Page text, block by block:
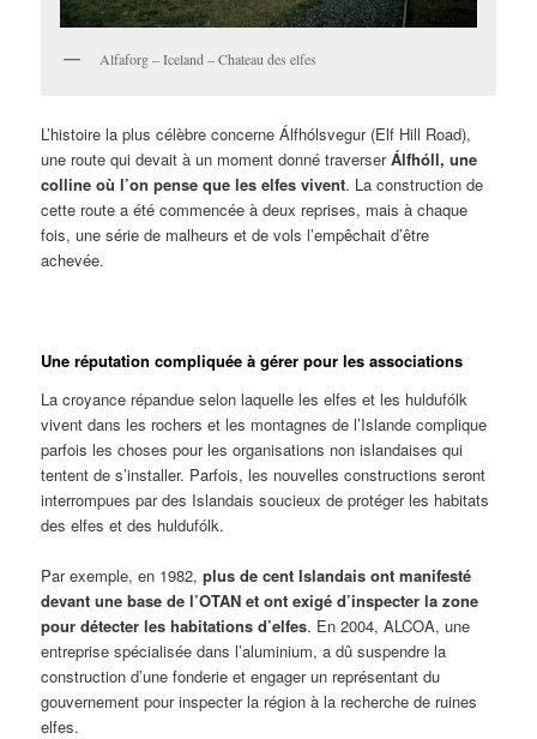
Alfaforg – Iceland – Chateau des elfes
L’histoire la plus célèbre concerne Álfhólsvegur (Elf Hill Road),
une route qui devait à un moment donné traverserÁlfhóll, une
colline où l’on pense que les elfes vivent. La construction de
cette route a été commencée à deux reprises, mais à chaque
fois, une série de malheurs et de vols l’empêchait d’être
achevée.
Une réputation compliquée à gérer pour les associations
La croyance répandue selon laquelle les elfes et les huldufólk
vivent dans les rochers et les montagnes de l’Islande complique
parfois les choses pour les organisations non islandaises qui
tentent de s’installer. Parfois, les nouvelles constructions seront
interrompues par des Islandais soucieux de protéger les habitats
des elfes et des huldufólk.
Par exemple, en 1982,plus de cent Islandais ont manifesté
devant une base de l’OTAN et ont exigé d’inspecter la zone
pour détecter les habitations d’elfes. En 2004, ALCOA, une
entreprise spécialisée dans l’aluminium, a dû suspendre la
construction d’une fonderie et engager un représentant du
gouvernement pour inspecter la région à la recherche de ruines
elfes.